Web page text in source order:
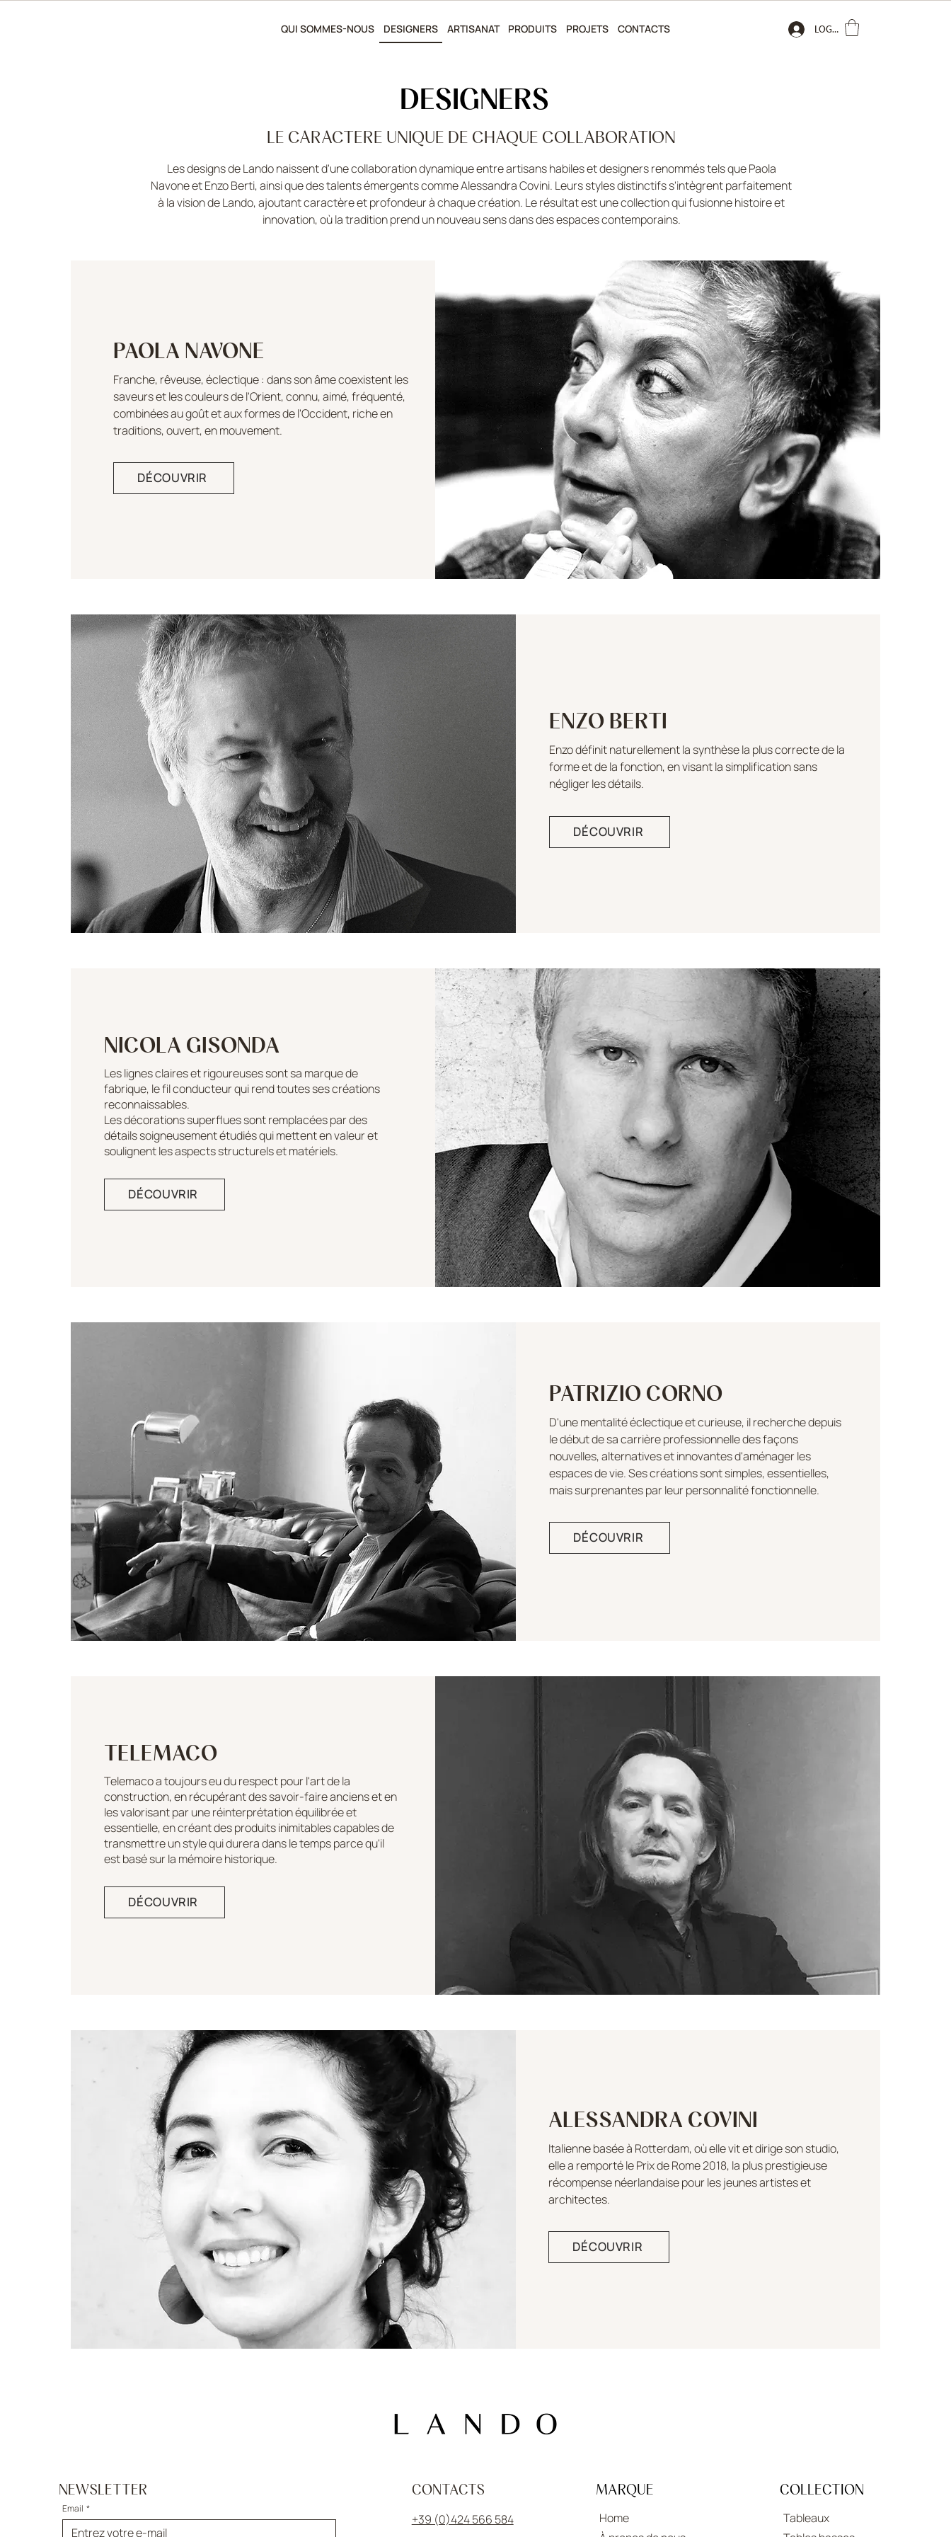
QUI SOMMES-NOUS DESIGNERS ARTISANAT PRODUITS PROJETS CONTACTS LOGIN
DESIGNERS
LE CARACTERE UNIQUE DE CHAQUE COLLABORATION
Les designs de Lando naissent d'une collaboration dynamique entre artisans habiles et designers renommés tels que Paola
Navone et Enzo Berti, ainsi que des talents émergents comme Alessandra Covini. Leurs styles distinctifs s'intègrent parfaitement
à la vision de Lando, ajoutant caractère et profondeur à chaque création. Le résultat est une collection qui fusionne histoire et
innovation, où la tradition prend un nouveau sens dans des espaces contemporains.
PAOLA NAVONE
Franche, rêveuse, éclectique : dans son âme coexistent les
saveurs et les couleurs de l'Orient, connu, aimé, fréquenté,
combinées au goût et aux formes de l'Occident, riche en
traditions, ouvert, en mouvement.
DÉCOUVRIR
ENZO BERTI
Enzo définit naturellement la synthèse la plus correcte de la
forme et de la fonction, en visant la simplification sans
négliger les détails.
DÉCOUVRIR
NICOLA GISONDA
Les lignes claires et rigoureuses sont sa marque de
fabrique, le fil conducteur qui rend toutes ses créations
reconnaissables.
Les décorations superflues sont remplacées par des
détails soigneusement étudiés qui mettent en valeur et
soulignent les aspects structurels et matériels.
DÉCOUVRIR
PATRIZIO CORNO
D'une mentalité éclectique et curieuse, il recherche depuis
le début de sa carrière professionnelle des façons
nouvelles, alternatives et innovantes d'aménager les
espaces de vie. Ses créations sont simples, essentielles,
mais surprenantes par leur personnalité fonctionnelle.
DÉCOUVRIR
TELEMACO
Telemaco a toujours eu du respect pour l'art de la
construction, en récupérant des savoir-faire anciens et en
les valorisant par une réinterprétation équilibrée et
essentielle, en créant des produits inimitables capables de
transmettre un style qui durera dans le temps parce qu'il
est basé sur la mémoire historique.
DÉCOUVRIR
ALESSANDRA COVINI
Italienne basée à Rotterdam, où elle vit et dirige son studio,
elle a remporté le Prix de Rome 2018, la plus prestigieuse
récompense néerlandaise pour les jeunes artistes et
architectes.
DÉCOUVRIR
NEWSLETTER
Email *
CONTACTS
+39 (0)424 566 584
MARQUE
Home
COLLECTION
Tableaux